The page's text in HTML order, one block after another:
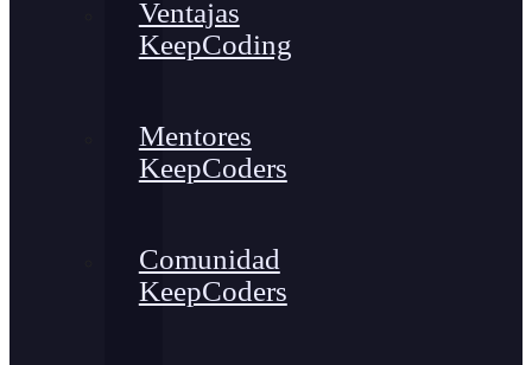
Ventajas
KeepCoding
Mentores
KeepCoders
Comunidad
KeepCoders